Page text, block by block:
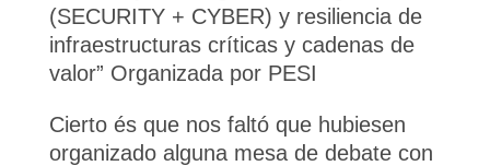
(SECURITY + CYBER) y resiliencia de
infraestructuras críticas y cadenas de
valor” Organizada por PESI
Cierto és que nos faltó que hubiesen
organizado alguna mesa de debate con